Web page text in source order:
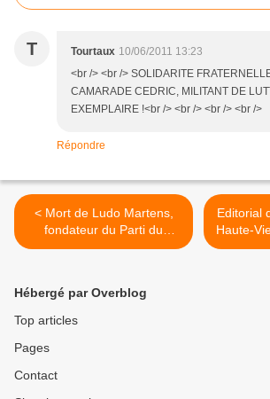
T Tourtaux 10/06/2011 13:23
<br /> <br /> SOLIDARITE
CAMARADE CEDRIC, MILITANT DE
EXEMPLAIRE !<br /> <br /> <br /> <br />
Répondre
< Mort de Ludo Martens,
fondateur du Parti du
Travail de Belgique (PTB)
Editorial
Haute-
Hébergé par Overblog
Top articles
Pages
Contact